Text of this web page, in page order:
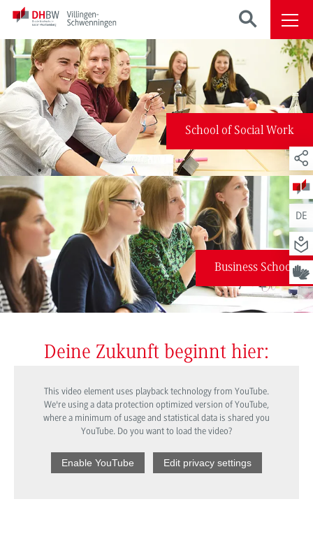
DE
School of Social Work
Business School
Deine Zukunft beginnt hier:
This video element uses playback technology from YouTube.
We're using a data protection optimized version of YouTube,
where a minimum of usage and statistical data is shared you
YouTube. Do you want to load the video?
Enable YouTube Edit privacy settings